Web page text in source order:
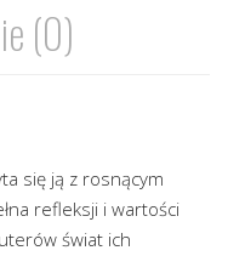
(0)
się ją z rosnącym
refleksji i wartości
świat ich